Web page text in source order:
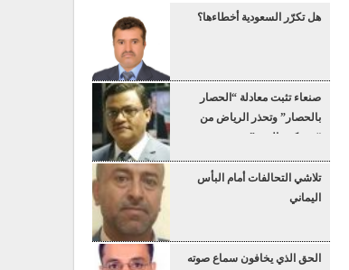
هل تكرّر السعودية أخطاءها؟
صنعاء تثبت معادلة “الحصار
بالحصار” وتحذر الرياض من
“عسكرة البحر”
تلاشي التحالفات أمام البأس
اليماني
الحق الذي يخافون سماع صوته